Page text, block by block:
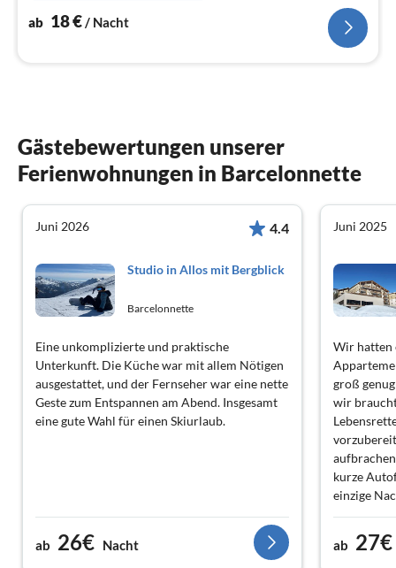
ab 18€ / Nacht
Gästebewertungen unserer
Ferienwohnungen in Barcelonnette
Juni 2026 4.4
Studio in Allos mit Bergblick
Barcelonnette
Eine unkomplizierte und praktische
Unterkunft. Die Küche war mit allem Nötigen
ausgestattet, und der Fernseher war eine nette
Geste zum Entspannen am Abend. Insgesamt
eine gute Wahl für einen Skiurlaub.
ab 26€ Nacht
Juni 2025
Wir hatten
groß
wir
kurze
einzige
etwas
gesagt,
sobald wir
ab 27€